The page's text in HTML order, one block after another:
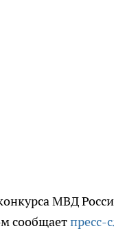
МВД
сообщает